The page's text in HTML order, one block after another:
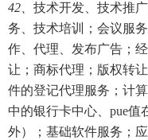
42、 技术开发、技术推
务、技术培训；会议服
作、代理、发布广告；
让；商标代理；版权转
件的登记代理服务；计
中的银行卡中心、pue值
外）；基础软件服务；